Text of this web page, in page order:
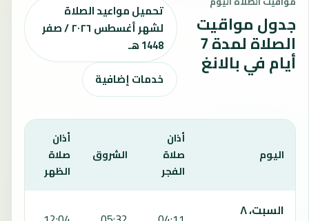
جدول مواقيت
الصلاة لمدة 7
أيام في بالانغ
تحميل مواعيد الصلاة
لشهر أغسطس ٢٠٢٦ / صفر
1448 هـ
خدمات إضافية
اليوم
أذان
صلاة
الفجر
الشروق
أذان
صلاة
الظهر
السبت، ٨